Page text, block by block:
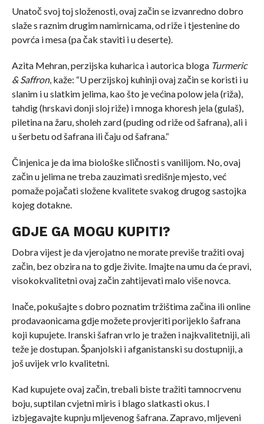
Unatoč svoj toj složenosti, ovaj začin se izvanredno dobro
slaže s raznim drugim namirnicama, od riže i tjestenine do
povrća i mesa (pa čak staviti i u deserte).
Azita Mehran, perzijska kuharica i autorica bloga Turmeric
& Saffron, kaže: “U perzijskoj kuhinji ovaj začin se koristi i u
slanim i u slatkim jelima, kao što je većina polow jela (riža),
tahdig (hrskavi donji sloj riže) i mnoga khoresh jela (gulaš),
piletina na žaru, sholeh zard (puding od riže od šafrana), ali i
u šerbetu od šafrana ili čaju od šafrana.“
Činjenica je da ima biološke sličnosti s vanilijom. No, ovaj
začin u jelima ne treba zauzimati središnje mjesto, već
pomaže pojačati složene kvalitete svakog drugog sastojka
kojeg dotakne.
GDJE GA MOGU KUPITI?
Dobra vijest je da vjerojatno ne morate previše tražiti ovaj
začin, bez obzira na to gdje živite. Imajte na umu da će pravi,
visokokvalitetni ovaj začin zahtijevati malo više novca.
Inače, pokušajte s dobro poznatim tržištima začina ili online
prodavaonicama gdje možete provjeriti porijeklo šafrana
koji kupujete. Iranski šafran vrlo je tražen i najkvalitetniji, ali
teže je dostupan. Španjolski i afganistanski su dostupniji, a
još uvijek vrlo kvalitetni.
Kad kupujete ovaj začin, trebali biste tražiti tamnocrvenu
boju, suptilan cvjetni miris i blago slatkasti okus. I
izbjegavajte kupnju mljevenog šafrana. Zapravo, mljeveni